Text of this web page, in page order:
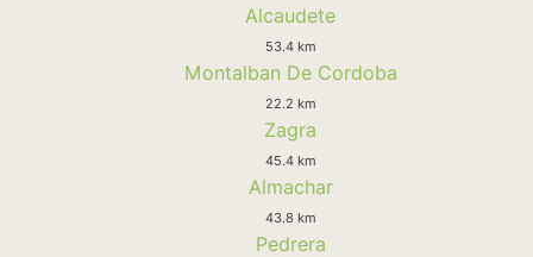
Alcaudete
53.4 km
Montalban De Cordoba
22.2 km
Zagra
45.4 km
Almachar
43.8 km
Pedrera